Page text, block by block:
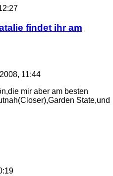
findet ihr am
11:44
mir aber am besten
State,und